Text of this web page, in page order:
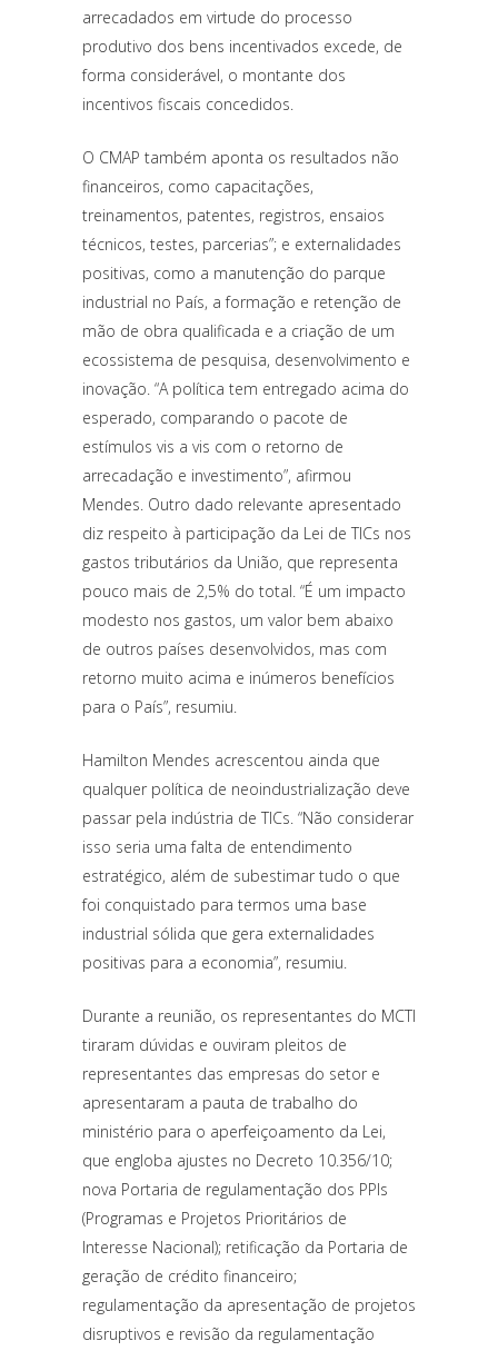
arrecadados em virtude do processo
produtivo dos bens incentivados excede, de
forma considerável, o montante dos
incentivos fiscais concedidos.
O CMAP também aponta os resultados não
financeiros, como capacitações,
treinamentos, patentes, registros, ensaios
técnicos, testes, parcerias”; e externalidades
positivas, como a manutenção do parque
industrial no País, a formação e retenção de
mão de obra qualificada e a criação de um
ecossistema de pesquisa, desenvolvimento e
inovação. “A política tem entregado acima do
esperado, comparando o pacote de
estímulos vis a vis com o retorno de
arrecadação e investimento”, afirmou
Mendes. Outro dado relevante apresentado
diz respeito à participação da Lei de TICs nos
gastos tributários da União, que representa
pouco mais de 2,5% do total. “É um impacto
modesto nos gastos, um valor bem abaixo
de outros países desenvolvidos, mas com
retorno muito acima e inúmeros benefícios
para o País”, resumiu.
Hamilton Mendes acrescentou ainda que
qualquer política de neoindustrialização deve
passar pela indústria de TICs. “Não considerar
isso seria uma falta de entendimento
estratégico, além de subestimar tudo o que
foi conquistado para termos uma base
industrial sólida que gera externalidades
positivas para a economia”, resumiu.
Durante a reunião, os representantes do MCTI
tiraram dúvidas e ouviram pleitos de
representantes das empresas do setor e
apresentaram a pauta de trabalho do
ministério para o aperfeiçoamento da Lei,
que engloba ajustes no Decreto 10.356/10;
nova Portaria de regulamentação dos PPIs
(Programas e Projetos Prioritários de
Interesse Nacional); retificação da Portaria de
geração de crédito financeiro;
regulamentação da apresentação de projetos
disruptivos e revisão da regulamentação